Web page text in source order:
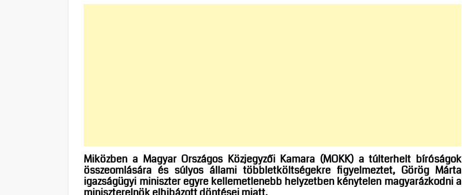
Miközben a Magyar Országos Közjegyzői Kamara (MOKK) a túlterhelt bíróságok
összeomlására és súlyos állami többletköltségekre figyelmeztet, Görög Márta
igazságügyi miniszter egyre kellemetlenebb helyzetben kénytelen magyarázkodni a